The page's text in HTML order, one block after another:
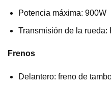
Potencia máxima: 900W
Transmisión de la rueda:
Frenos
Delantero: freno de